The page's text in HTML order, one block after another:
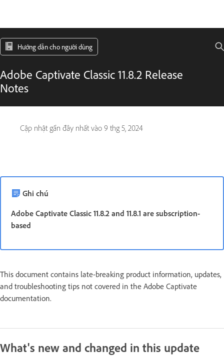
Hướng dẫn cho người dùng
Adobe Captivate Classic 11.8.2 Release
Notes
Cập nhật gần đây nhất vào 9 thg 5, 2024
Ghi chú
Adobe Captivate Classic 11.8.2 and 11.8.1 are subscription-
based
This document contains late-breaking product information, updates,
and troubleshooting tips not covered in the Adobe Captivate
documentation.
What's new and changed in this update